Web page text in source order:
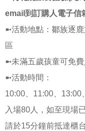
email到訂購人電子信
➼活動地點：鄒族逐
區
➼未滿五歲孩童可免費
➼活動時間：
10:00、11:00、13:00
入場80人，如至現場
請於15分鐘前抵達櫃